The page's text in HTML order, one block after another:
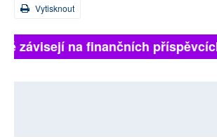
Vytisknout
závisejí na finančních